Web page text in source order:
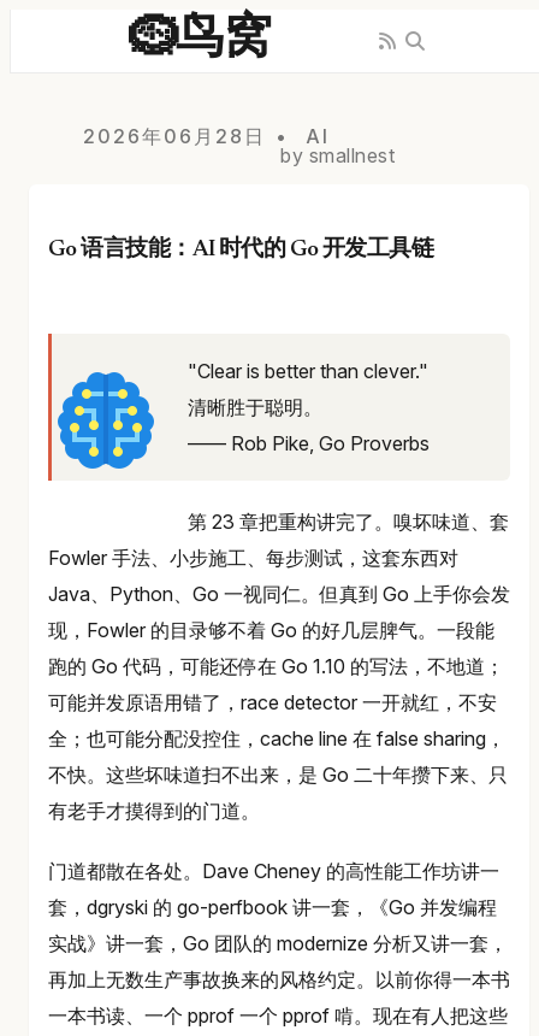
🪹鸟窝
2026年06月28日
AI
by smallnest
Go 语言技能：AI 时代的 Go 开发工具链
"Clear is better than clever."
清晰胜于聪明。
—— Rob Pike, Go Proverbs
第 23 章把重构讲完了。嗅坏味道、套
Fowler 手法、小步施工、每步测试，这套东西对
Java、Python、Go 一视同仁。但真到 Go 上手你会发
现，Fowler 的目录够不着 Go 的好几层脾气。一段能
跑的 Go 代码，可能还停在 Go 1.10 的写法，不地道；
可能并发原语用错了，race detector 一开就红，不安
全；也可能分配没控住，cache line 在 false sharing，
不快。这些坏味道扫不出来，是 Go 二十年攒下来、只
有老手才摸得到的门道。
门道都散在各处。Dave Cheney 的高性能工作坊讲一
套，dgryski 的 go-perfbook 讲一套，《Go 并发编程
实战》讲一套，Go 团队的 modernize 分析又讲一套，
再加上无数生产事故换来的风格约定。以前你得一本书
一本书读、一个 pprof 一个 pprof 啃。现在有人把这些